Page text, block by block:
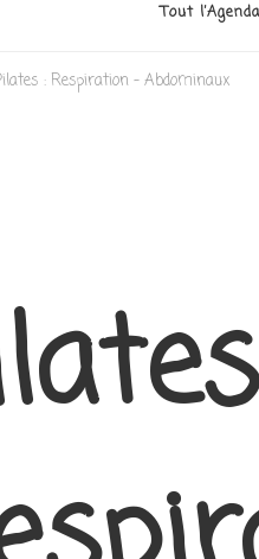
Tout l’Agenda
: Respiration – Abdominaux